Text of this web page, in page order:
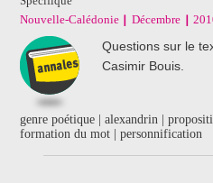
Nouvelle-Calédonie
Décembre
Questions sur le
Casimir Bouis.
genre poétique | alexandrin |
formation du mot | personnification